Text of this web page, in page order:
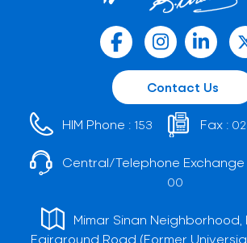
Contact Us
HIM Phone : 153 Fax :
Central/Telephone Exchange
00
Mimar Sinan Neighborhood,
Fairground Road (Former